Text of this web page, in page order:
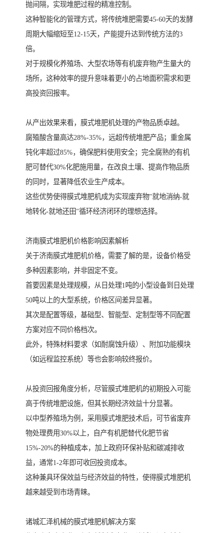
抛间隔，实现堆肥过程的精准控制。
这种智能化的管理方式，将传统堆肥需要45-60天的发酵
周期大幅缩短至12-15天，产能提升达到传统方法的3
倍。
对于规模化养殖场、大型农场等有机废弃物产生量大的
场所，这种效率的提升意味着更小的占地面积需求和更
高投资回报率。
从产出效果来看，膜式堆肥机处理的产物品质卓越。
腐殖酸含量高达28%-35%，远超传统堆肥产品；重金属
钝化率超过85%，确保肥料使用安全；完全腐熟的有机
肥可替代30%化肥施用量，在改良土壤、提高作物品质
的同时，显著降低农业生产成本。
这些优势使得膜式堆肥机成为实现废弃物"就地消纳-就
地转化-就地还田"循环经济闭环的理想选择。
济南膜式堆肥机价格影响因素解析
关于济南膜式堆肥机价格，需要了解的是，设备价格受
多种因素影响，并非固定不变。
首要因素是处理规模，从日处理1吨的小型设备到日处理
50吨以上的大型系统，价格区间差异显著。
其次是配置等级，基础型、智能型、定制型等不同配置
方案对应不同价格档次。
此外，特殊材料要求（如耐腐蚀升级）、附加功能模块
（如远程监控系统）等也会影响较终报价。
从投资回报角度分析，尽管膜式堆肥机的初期投入可能
高于传统堆肥设施，但其长期经济效益十分显著。
以中型养殖场为例，采用膜式堆肥技术后，可节省废弃
物处理费用30%以上，自产有机肥替代化肥节省
15%-20%的种植成本，加上政府环保补贴和碳减排收
益，通常1-2年即可收回投资成本。
这种兼具环保效益与经济效益的特性，使得膜式堆肥机
越来越受到市场青睐。
诸城汇泽机械的膜式堆肥机解决方案